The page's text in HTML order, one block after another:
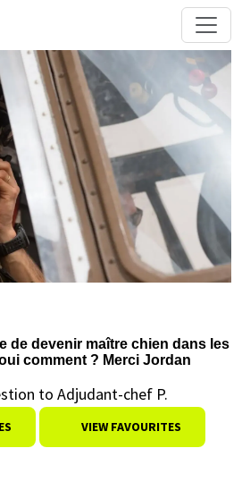
de devenir maître chien dans les
comment ? Merci Jordan
to Adjudant-chef P.
VIEW FAVOURITES